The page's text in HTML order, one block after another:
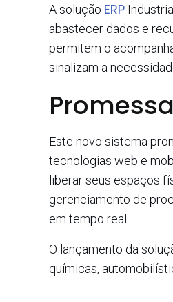
A solução ERP
abastecer dados e
permitem o
sinalizam a
Promessa
Este novo sistema
tecnologias web e
liberar seus espaços
gerenciamento de
em tempo real.
O lançamento da
químicas,